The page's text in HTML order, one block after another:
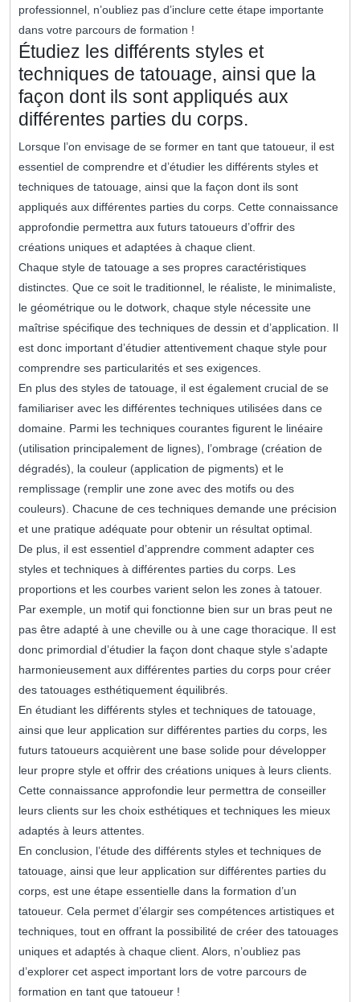
professionnel, n’oubliez pas d’inclure cette étape importante
dans votre parcours de formation !
Étudiez les différents styles et
techniques de tatouage, ainsi que la
façon dont ils sont appliqués aux
différentes parties du corps.
Lorsque l’on envisage de se former en tant que tatoueur, il est
essentiel de comprendre et d’étudier les différents styles et
techniques de tatouage, ainsi que la façon dont ils sont
appliqués aux différentes parties du corps. Cette connaissance
approfondie permettra aux futurs tatoueurs d’offrir des
créations uniques et adaptées à chaque client.
Chaque style de tatouage a ses propres caractéristiques
distinctes. Que ce soit le traditionnel, le réaliste, le minimaliste,
le géométrique ou le dotwork, chaque style nécessite une
maîtrise spécifique des techniques de dessin et d’application. Il
est donc important d’étudier attentivement chaque style pour
comprendre ses particularités et ses exigences.
En plus des styles de tatouage, il est également crucial de se
familiariser avec les différentes techniques utilisées dans ce
domaine. Parmi les techniques courantes figurent le linéaire
(utilisation principalement de lignes), l’ombrage (création de
dégradés), la couleur (application de pigments) et le
remplissage (remplir une zone avec des motifs ou des
couleurs). Chacune de ces techniques demande une précision
et une pratique adéquate pour obtenir un résultat optimal.
De plus, il est essentiel d’apprendre comment adapter ces
styles et techniques à différentes parties du corps. Les
proportions et les courbes varient selon les zones à tatouer.
Par exemple, un motif qui fonctionne bien sur un bras peut ne
pas être adapté à une cheville ou à une cage thoracique. Il est
donc primordial d’étudier la façon dont chaque style s’adapte
harmonieusement aux différentes parties du corps pour créer
des tatouages esthétiquement équilibrés.
En étudiant les différents styles et techniques de tatouage,
ainsi que leur application sur différentes parties du corps, les
futurs tatoueurs acquièrent une base solide pour développer
leur propre style et offrir des créations uniques à leurs clients.
Cette connaissance approfondie leur permettra de conseiller
leurs clients sur les choix esthétiques et techniques les mieux
adaptés à leurs attentes.
En conclusion, l’étude des différents styles et techniques de
tatouage, ainsi que leur application sur différentes parties du
corps, est une étape essentielle dans la formation d’un
tatoueur. Cela permet d’élargir ses compétences artistiques et
techniques, tout en offrant la possibilité de créer des tatouages
uniques et adaptés à chaque client. Alors, n’oubliez pas
d’explorer cet aspect important lors de votre parcours de
formation en tant que tatoueur !